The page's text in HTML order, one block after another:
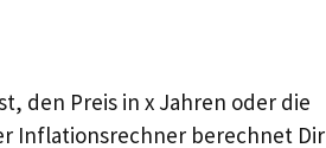
den Preis in x Jahren oder die
Inflationsrechner berechnet Dir